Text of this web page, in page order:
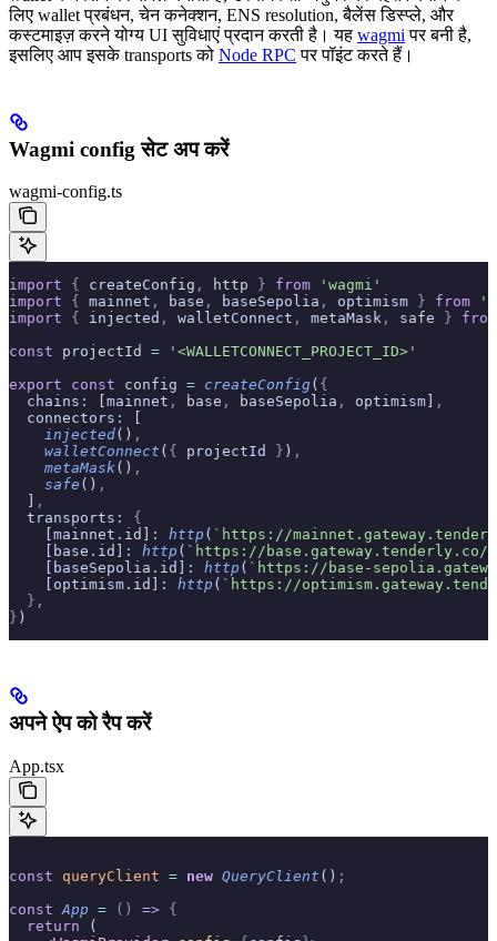
लिए wallet प्रबंधन, चेन कनेक्शन, ENS resolution, बैलेंस डिस्प्ले, और
कस्टमाइज़ करने योग्य UI सुविधाएं प्रदान करती है। यह wagmi पर बनी है,
इसलिए आप इसके transports को Node RPC पर पॉइंट करते हैं।
Wagmi config सेट अप करें
wagmi-config.ts
import { createConfig , http } from 'wagmi'
import { mainnet , base , baseSepolia , optimism } from
import { injected , walletConnect , metaMask , safe } from
const projectId = '<WALLETCONNECT_PROJECT_ID>'
export const config = createConfig( {
  chains
: [mainnet , base , baseSepolia , optimism]
,
  connectors
:
    injected
() ,
    walletConnect
( { projectId } ) ,
    metaMask
() ,
    safe
() ,
,
  transports
:
{
    [mainnet
. id] : http ( `https://
    [base
. id] : http ( `https://base.gateway.tenderly.co/
    [baseSepolia
. id] : http ( `https://base-
    [optimism
. id] : http ( `https://
  },
} )
अपने ऐप को रैप करें
App.tsx
const queryClient = new QueryClient () ;
const App = () => {
  return
(